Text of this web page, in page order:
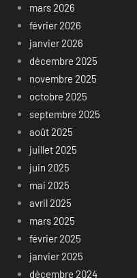
mars 2026
février 2026
janvier 2026
décembre 2025
novembre 2025
octobre 2025
septembre 2025
août 2025
juillet 2025
juin 2025
mai 2025
avril 2025
mars 2025
février 2025
janvier 2025
décembre 2024